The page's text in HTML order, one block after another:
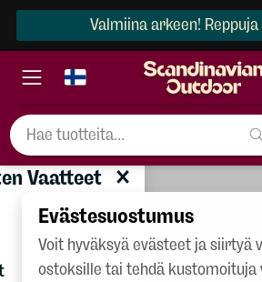
Valmiina arkeen! Reppuja
Miesten Vaatteet
Naiset
Miehet
Lapset
Vaatteet ×
Evästesuostumus
Voit hyväksyä evästeet ja siirtyä
ostoksille tai tehdä kustomoituja